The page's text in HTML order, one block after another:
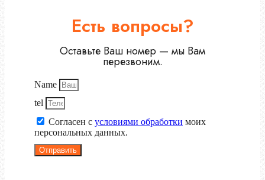
Есть вопросы?
Оставьте Ваш номер — мы Вам
перезвоним.
Name
tel
Согласен с условиями обработки моих
персональных данных.
Отправить